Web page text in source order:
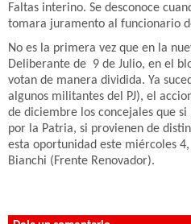
Faltas interino. Se desconoce
tomara juramento al funcionario
No es la primera vez que en la
Deliberante de 9 de Julio, en el
votan de manera dividida. Ya
algunos militantes del PJ), el
de diciembre los concejales que
por la Patria, si provienen de
esta oportunidad este miércoles
Bianchi (Frente Renovador).